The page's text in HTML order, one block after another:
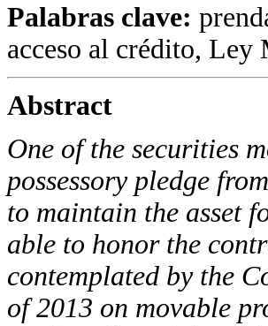
Palabras clave:
acceso al crédito, Ley
Abstract
One of the securities
possessory pledge
to maintain the asset
able to honor the
contemplated by the
of 2013 on movable